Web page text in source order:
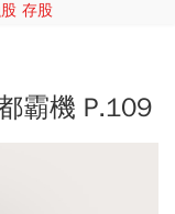
存股
霸機 P.109